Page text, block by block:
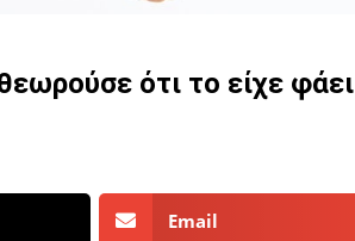
ότι το είχε φάει
Email